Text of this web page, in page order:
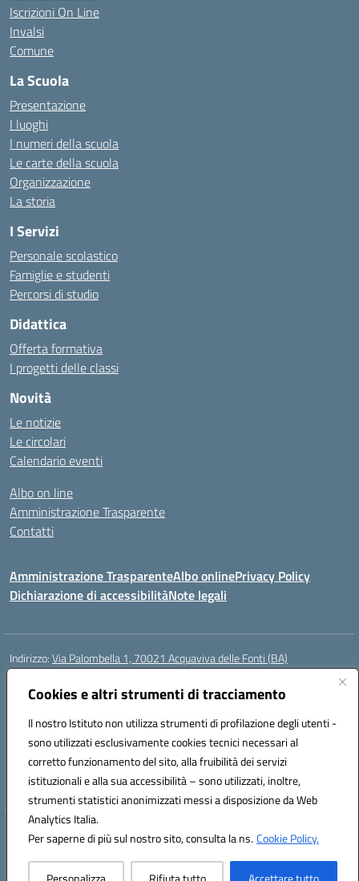
Cookies e altri strumenti di tracciamento
Il nostro Istituto non utilizza strumenti di profilazione degli utenti -
sono utilizzati esclusivamente cookies tecnici necessari al
corretto funzionamento del sito, alla fruibilità dei servizi
istituzionali e alla sua accessibilità – sono utilizzati, inoltre,
strumenti statistici anonimizzati messi a disposizione da Web
Analytics Italia.
Per saperne di più sul nostro sito, consulta la ns.Cookie Policy.
Iscrizioni On Line
Invalsi
Comune
La Scuola
Presentazione
I luoghi
I numeri della scuola
Le carte della scuola
Organizzazione
La storia
I Servizi
Personale scolastico
Famiglie e studenti
Percorsi di studio
Didattica
Offerta formativa
I progetti delle classi
Novità
Le notizie
Le circolari
Calendario eventi
Albo on line
Amministrazione Trasparente
Contatti
Amministrazione TrasparenteAlbo onlinePrivacy Policy
Dichiarazione di accessibilitàNote legali
Indirizzo:Via Palombella 1, 70021 Acquaviva delle Fonti (BA)
Centralino:
Posta elettronica certificata (PEC):baic89400e@pec.istruzione.it
Codice fiscale: 91121590722
Codice meccanografico:baic89400e
Codice Indice delle Pubbliche Amministrazioni (IPA): icddagio
Codice unico di fatturazione (CUF): UFGHCG
Hosting & Powered by 3D Solution S.r.l.
Concept & Design by Designers Italia